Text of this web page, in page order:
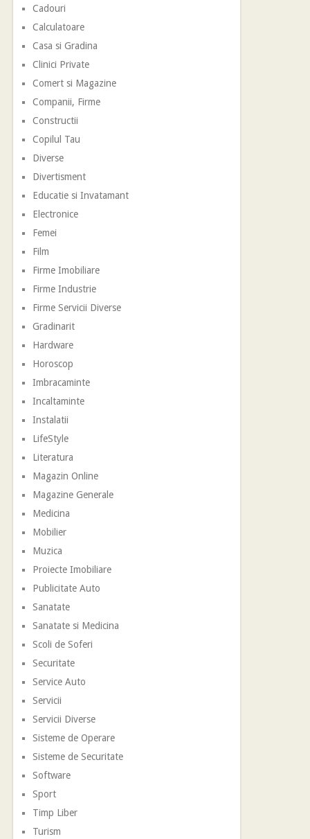
Cadouri
Calculatoare
Casa si Gradina
Clinici Private
Comert si Magazine
Companii, Firme
Constructii
Copilul Tau
Diverse
Divertisment
Educatie si Invatamant
Electronice
Femei
Film
Firme Imobiliare
Firme Industrie
Firme Servicii Diverse
Gradinarit
Hardware
Horoscop
Imbracaminte
Incaltaminte
Instalatii
LifeStyle
Literatura
Magazin Online
Magazine Generale
Medicina
Mobilier
Muzica
Proiecte Imobiliare
Publicitate Auto
Sanatate
Sanatate si Medicina
Scoli de Soferi
Securitate
Service Auto
Servicii
Servicii Diverse
Sisteme de Operare
Sisteme de Securitate
Software
Sport
Timp Liber
Turism